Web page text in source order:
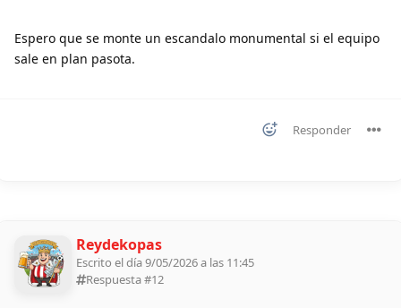
Espero que se monte un escandalo monumental si el equipo
sale en plan pasota.
Responder
Reydekopas
Escrito el día 9/05/2026 a las 11:45
Respuesta #12